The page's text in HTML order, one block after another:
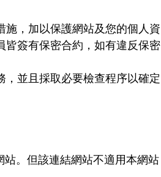
，加以保護網站及您的個人資
皆簽有保密合約，如有違反保密
並且採取必要檢查程序以確定
。但該連結網站不適用本網站